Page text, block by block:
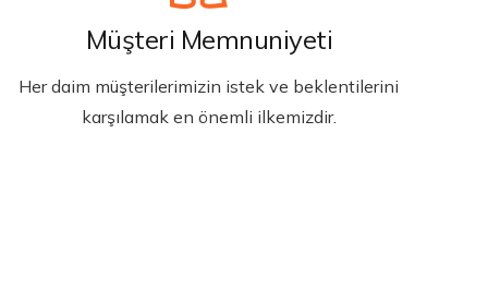
Müşteri Memnuniyeti
Her daim müşterilerimizin istek ve beklentilerini
karşılamak en önemli ilkemizdir.